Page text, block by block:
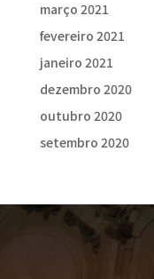
março 2021
fevereiro 2021
janeiro 2021
dezembro 2020
outubro 2020
setembro 2020